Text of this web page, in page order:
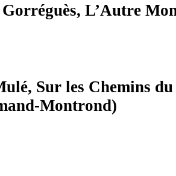
L’Autre
Sur les Chemins
Montrond)